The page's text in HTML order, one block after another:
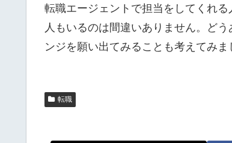
転職エージェントで担当をしてくれ
人もいるのは間違いありません。ど
ンジを願い出てみることも考えてみま
転職